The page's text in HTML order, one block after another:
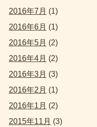
2016年7月 (1)
2016年6月 (1)
2016年5月 (2)
2016年4月 (2)
2016年3月 (3)
2016年2月 (1)
2016年1月 (2)
2015年11月 (3)